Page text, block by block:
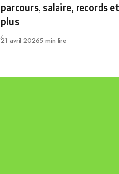
parcours, salaire, records et
plus
Publié
21 avril 20265 min lire